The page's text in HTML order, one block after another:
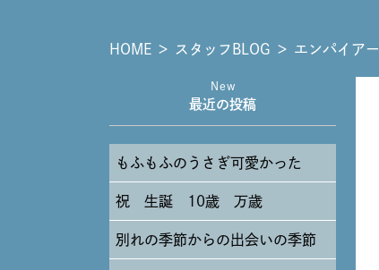
HOME ＞ スタッフBLOG ＞ エンパイアー
New
最近の投稿
もふもふのうさぎ可愛かった
祝 生誕 10歳 万歳
別れの季節からの出会いの季節